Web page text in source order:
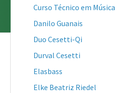
Curso Técnico em Música
Danilo Guanais
Duo Cesetti-Qi
Durval Cesetti
Elasbass
Elke Beatriz Riedel